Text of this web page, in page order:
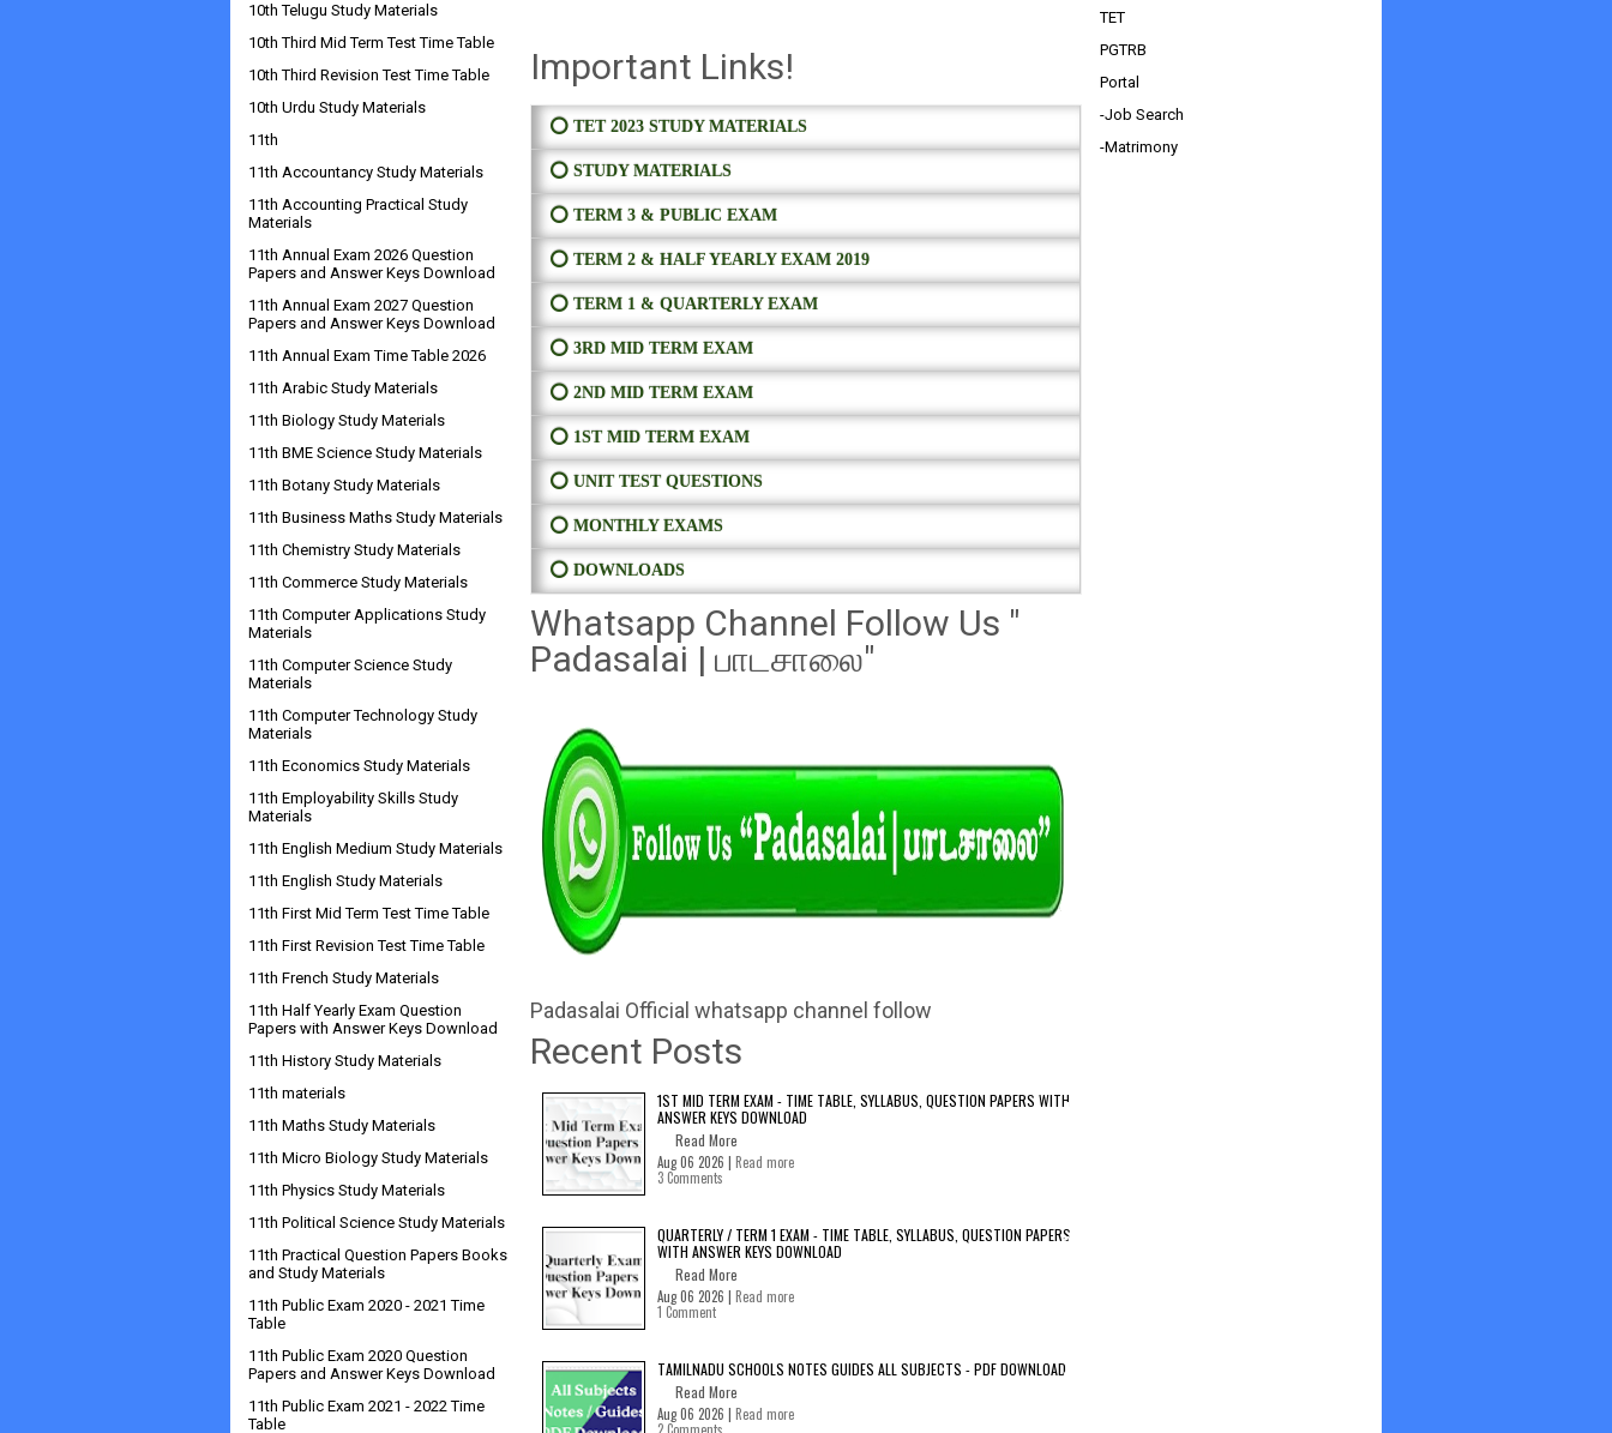
Important Links!
⭕ TET 2023 STUDY MATERIALS
⭕ STUDY MATERIALS
⭕ TERM 3 & PUBLIC EXAM
⭕ TERM 2 & HALF YEARLY EXAM 2019
⭕ TERM 1 & QUARTERLY EXAM
⭕ 3RD MID TERM EXAM
⭕ 2ND MID TERM EXAM
⭕ 1ST MID TERM EXAM
⭕ UNIT TEST QUESTIONS
⭕ MONTHLY EXAMS
⭕ DOWNLOADS
Whatsapp Channel Follow Us "
Padasalai | பாடசாலை"
Padasalai Official whatsapp channel follow
Recent Posts
1ST MID TERM EXAM - TIME TABLE, SYLLABUS, QUESTION PAPERS WITH
ANSWER KEYS DOWNLOAD
Read More
Aug 06 2026 | Read more
3 Comments
QUARTERLY / TERM 1 EXAM - TIME TABLE, SYLLABUS, QUESTION PAPERS
WITH ANSWER KEYS DOWNLOAD
Read More
Aug 06 2026 | Read more
1 Comment
TAMILNADU SCHOOLS NOTES GUIDES ALL SUBJECTS - PDF DOWNLOAD
Read More
Aug 06 2026 | Read more
10th Telugu Study Materials
10th Third Mid Term Test Time Table
10th Third Revision Test Time Table
10th Urdu Study Materials
11th
11th Accountancy Study Materials
11th Accounting Practical Study
Materials
11th Annual Exam 2026 Question
Papers and Answer Keys Download
11th Annual Exam 2027 Question
Papers and Answer Keys Download
11th Annual Exam Time Table 2026
11th Arabic Study Materials
11th Biology Study Materials
11th BME Science Study Materials
11th Botany Study Materials
11th Business Maths Study Materials
11th Chemistry Study Materials
11th Commerce Study Materials
11th Computer Applications Study
Materials
11th Computer Science Study
Materials
11th Computer Technology Study
Materials
11th Economics Study Materials
11th Employability Skills Study
Materials
11th English Medium Study Materials
11th English Study Materials
11th First Mid Term Test Time Table
11th First Revision Test Time Table
11th French Study Materials
11th Half Yearly Exam Question
Papers with Answer Keys Download
11th History Study Materials
11th materials
11th Maths Study Materials
11th Micro Biology Study Materials
11th Physics Study Materials
11th Political Science Study Materials
11th Practical Question Papers Books
and Study Materials
11th Public Exam 2020 - 2021 Time
Table
11th Public Exam 2020 Question
Papers and Answer Keys Download
11th Public Exam 2021 - 2022 Time
Table
TET
PGTRB
Portal
-Job Search
-Matrimony